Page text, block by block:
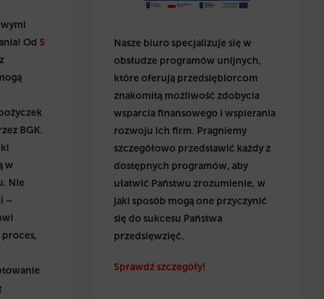
Od 5
BGK.
w
Nie
–
proces,
Nasze biuro specjalizuje się w
obsłudze programów unijnych,
które oferują przedsiębiorcom
znakomitą możliwość zdobycia
wsparcia finansowego i wspierania
rozwoju ich firm. Pragniemy
szczegółowo przedstawić każdy z
dostępnych programów, aby
ułatwić Państwu zrozumienie, w
jaki sposób mogą one przyczynić
się do sukcesu Państwa
przedsięwzięć.
Sprawdź szczegóły!